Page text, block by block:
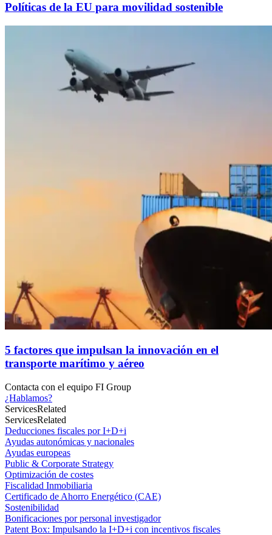
Políticas de la EU para movilidad sostenible
5 factores que impulsan la innovación en el
transporte marítimo y aéreo
Contacta con el equipo FI Group
¿Hablamos?
ServicesRelated
ServicesRelated
Deducciones fiscales por I+D+i
Ayudas autonómicas y nacionales
Ayudas europeas
Public & Corporate Strategy
Optimización de costes
Fiscalidad Inmobiliaria
Certificado de Ahorro Energético (CAE)
Sostenibilidad
Bonificaciones por personal investigador
Patent Box: Impulsando la I+D+i con incentivos fiscales